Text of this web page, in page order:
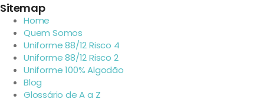
Sitemap
Home
Quem Somos
Uniforme 88/12 Risco 4
Uniforme 88/12 Risco 2
Uniforme 100% Algodão
Blog
Glossário de A a Z